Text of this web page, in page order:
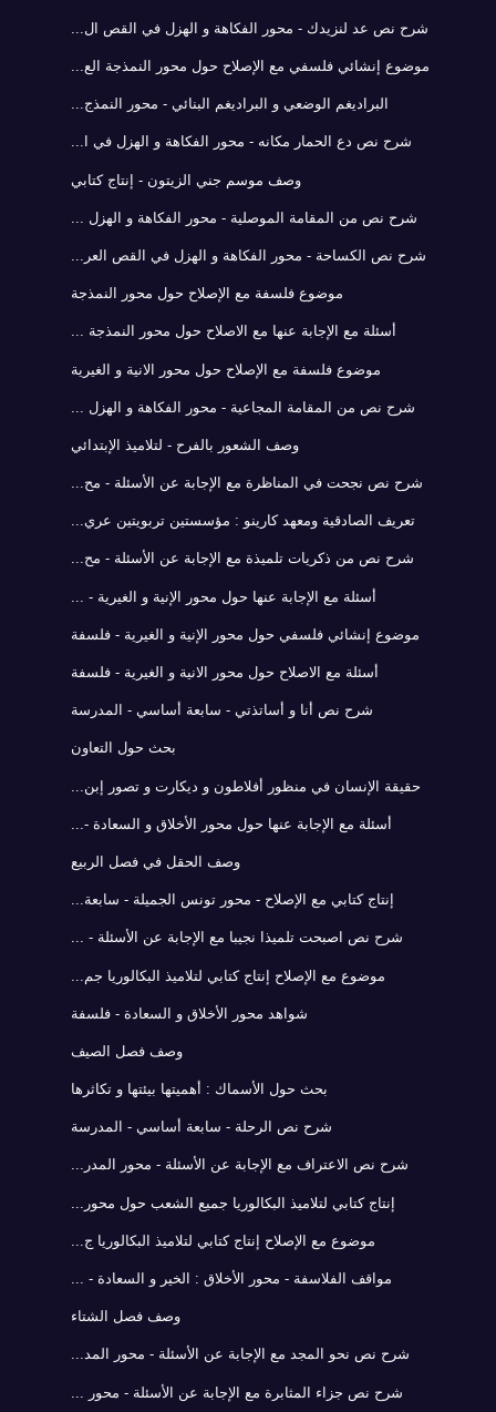
شرح نص عد لنزيدك - محور الفكاهة و الهزل في القص ال...
موضوع إنشائي فلسفي مع الإصلاح حول محور النمذجة الع...
البراديغم الوضعي و البراديغم البنائي - محور النمذج...
شرح نص دع الحمار مكانه - محور الفكاهة و الهزل في ا...
وصف موسم جني الزيتون - إنتاج كتابي
شرح نص من المقامة الموصلية - محور الفكاهة و الهزل ...
شرح نص الكساحة - محور الفكاهة و الهزل في القص العر...
موضوع فلسفة مع الإصلاح حول محور النمذجة
أسئلة مع الإجابة عنها مع الاصلاح حول محور النمذجة ...
موضوع فلسفة مع الإصلاح حول محور الانية و الغيرية
شرح نص من المقامة المجاعية - محور الفكاهة و الهزل ...
وصف الشعور بالفرح - لتلاميذ الإبتدائي
شرح نص نجحت في المناظرة مع الإجابة عن الأسئلة - مح...
تعريف الصادقية ومعهد كارينو : مؤسستين تربويتين عري...
شرح نص من ذكريات تلميذة مع الإجابة عن الأسئلة - مح...
أسئلة مع الإجابة عنها حول محور الإنية و الغيرية - ...
موضوع إنشائي فلسفي حول محور الإنية و الغيرية - فلسفة
أسئلة مع الاصلاح حول محور الانية و الغيرية - فلسفة
شرح نص أنا و أساتذتي - سابعة أساسي - المدرسة
بحث حول التعاون
حقيقة الإنسان في منظور أفلاطون و ديكارت و تصور إبن...
أسئلة مع الإجابة عنها حول محور الأخلاق و السعادة -...
وصف الحقل في فصل الربيع
إنتاج كتابي مع الإصلاح - محور تونس الجميلة - سابعة...
شرح نص اصبحت تلميذا نجيبا مع الإجابة عن الأسئلة - ...
موضوع مع الإصلاح إنتاج كتابي لتلاميذ البكالوريا جم...
شواهد محور الأخلاق و السعادة - فلسفة
وصف فصل الصيف
بحث حول الأسماك : أهميتها بيئتها و تكاثرها
شرح نص الرحلة - سابعة أساسي - المدرسة
شرح نص الاعتراف مع الإجابة عن الأسئلة - محور المدر...
إنتاج كتابي لتلاميذ البكالوريا جميع الشعب حول محور...
موضوع مع الإصلاح إنتاج كتابي لتلاميذ البكالوريا ج...
مواقف الفلاسفة - محور الأخلاق : الخير و السعادة - ...
وصف فصل الشتاء
شرح نص نحو المجد مع الإجابة عن الأسئلة - محور المد...
شرح نص جزاء المثابرة مع الإجابة عن الأسئلة - محور ...